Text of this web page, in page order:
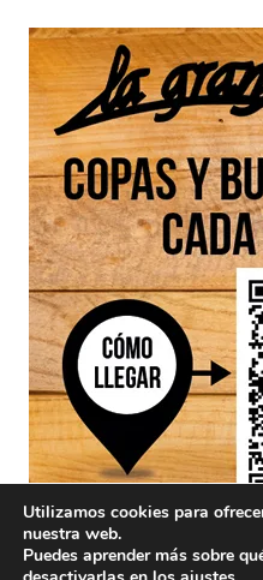
Utilizamos cookies para
nuestra web.
Puedes aprender más sobre